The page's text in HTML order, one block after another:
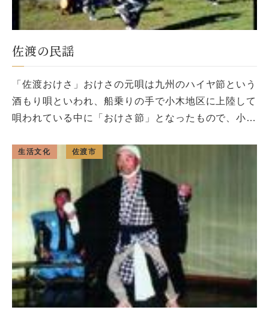
佐渡の民謡
「佐渡おけさ」おけさの元唄は九州のハイヤ節という
酒もり唄といわれ、船乗りの手で小木地区に上陸して
唄われている中に「おけさ節」となったもので、小木
踊唄化し金山の選鉱場で唄われ […]
生活文化 佐渡市